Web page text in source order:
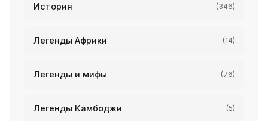
История (346)
Легенды Африки (14)
Легенды и мифы (76)
Легенды Камбоджи (5)